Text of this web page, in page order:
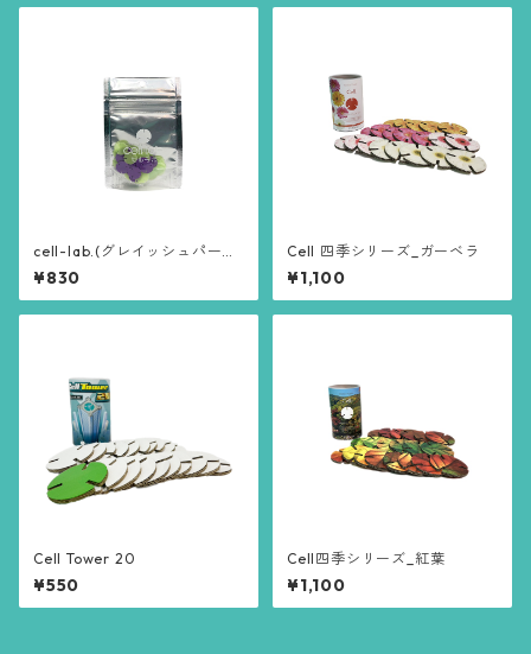
cell-lab.(グレイッシュパープ
ルxクリアグリーン)
¥830
Cell 四季シリーズ_ガーベラ
¥1,100
Cell Tower 20
¥550
Cell四季シリーズ_紅葉
¥1,100